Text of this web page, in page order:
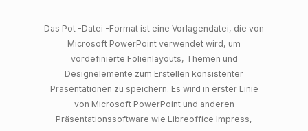
Das Pot -Datei -Format ist eine Vorlagendatei, die von
Microsoft PowerPoint verwendet wird, um
vordefinierte Folienlayouts, Themen und
Designelemente zum Erstellen konsistenter
Präsentationen zu speichern. Es wird in erster Linie
von Microsoft PowerPoint und anderen
Präsentationssoftware wie Libreoffice Impress,